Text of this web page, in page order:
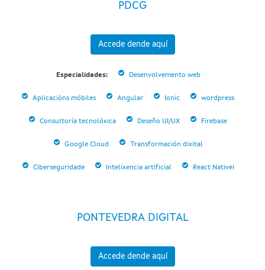
PDCG
Accede dende aquí
Especialidades: Desenvolvemento web
Aplicacións móbiles Angular Ionic wordpress
Consultoría tecnolóxica Deseño UI/UX Firebase
Google Cloud Transformación dixital
Ciberseguridade Intelixencia artificial React Nativei
PONTEVEDRA DIGITAL
Accede dende aquí